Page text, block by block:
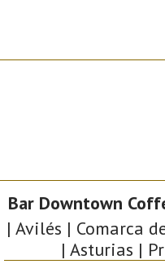
Bar Downtown
| Avilés | Comarca
| Asturias |